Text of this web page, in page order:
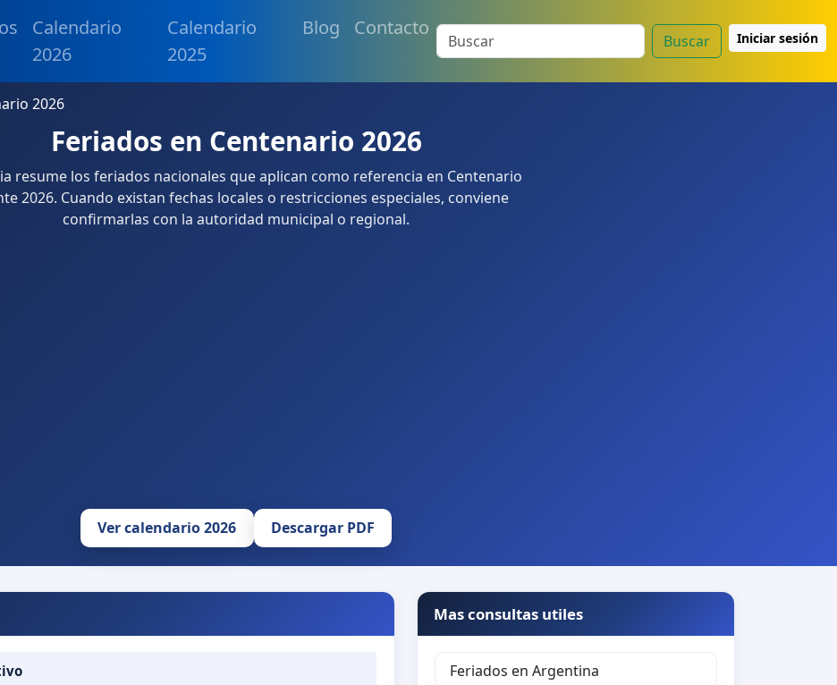
Calendario
2026
Calendario
2025
Blog Contacto
Buscar Iniciar sesión
2026
Feriados en Centenario 2026
resume los feriados nacionales que aplican como referencia en Centenario
2026. Cuando existan fechas locales o restricciones especiales, conviene
confirmarlas con la autoridad municipal o regional.
Ver calendario 2026 Descargar PDF
Mas consultas utiles
Feriados en Argentina